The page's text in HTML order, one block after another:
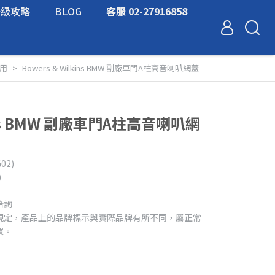
攻略 BLOG 客服 02-27916858
Bowers & Wilkins BMW 副廠車門A柱高音喇叭網蓋
副廠車門A柱高音喇叭網
詢
，產品上的品牌標示與實際品牌有所不同，屬正常